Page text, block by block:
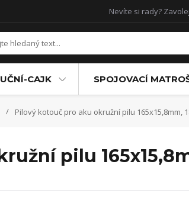
Nevíte si rady?
CAJK SPOJOVACÍ
Pilový kotouč pro aku okružní pilu 165x15,8mm,
pilu